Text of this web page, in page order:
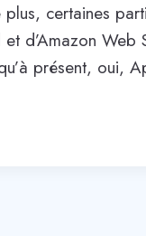
certaines
d’Amazon Web
présent, oui,